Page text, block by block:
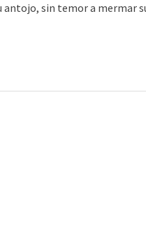
antojo, sin temor a mermar